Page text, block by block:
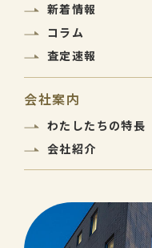
新着情報
コラム
査定速報
会社案内
わたしたちの特長
会社紹介